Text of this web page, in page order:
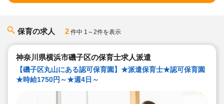
保育の求人 2 件中 1～2件を表示
神奈川県横浜市磯子区の保育士求人派遣
【磯子区丸山にある認可保育園】★派遣保育士★認可保育園
★時給1750円～★週4日～